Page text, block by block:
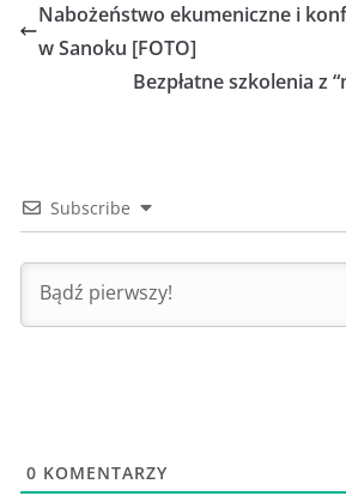
Nabożeństwo ekumeniczne i
w Sanoku [FOTO]
Bezpłatne szkolenia z
Subscribe
0 KOMENTARZY